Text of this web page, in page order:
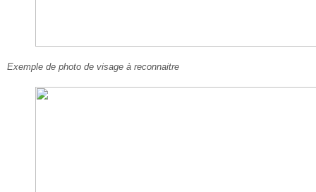
Exemple de photo de visage à reconnaitre